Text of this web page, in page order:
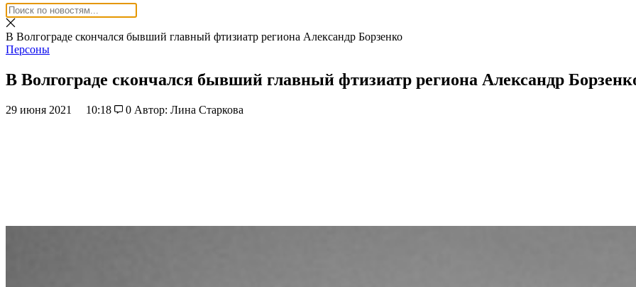
В Волгограде скончался бывший главный фтизиатр региона Александр Борзенко
Персоны
В Волгограде скончался бывший главный фтизиатр региона Александр
29 июня 2021 10:18 0 Автор: Лина Старкова